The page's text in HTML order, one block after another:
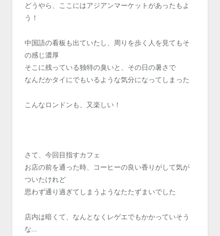
どうやら、ここにはアジアンマーケットがあったもよ
う！
中国語の看板も出ていたし、周りを歩く人を見てもそ
の感じ濃厚
そこに残っている独特の臭いと、その日の暑さで
なんだかタイにでもいるような気分になってしまった
こんなロンドンも、又楽しい！
さて、今回目指すカフェ
お店の前を通った時、コーヒーの良い香りがして気が
ついたけれど
思わず通り過ぎてしまうようなたたずまいでした
店内は暗くて、なんとなくレゲエでもかかっていそう
な…